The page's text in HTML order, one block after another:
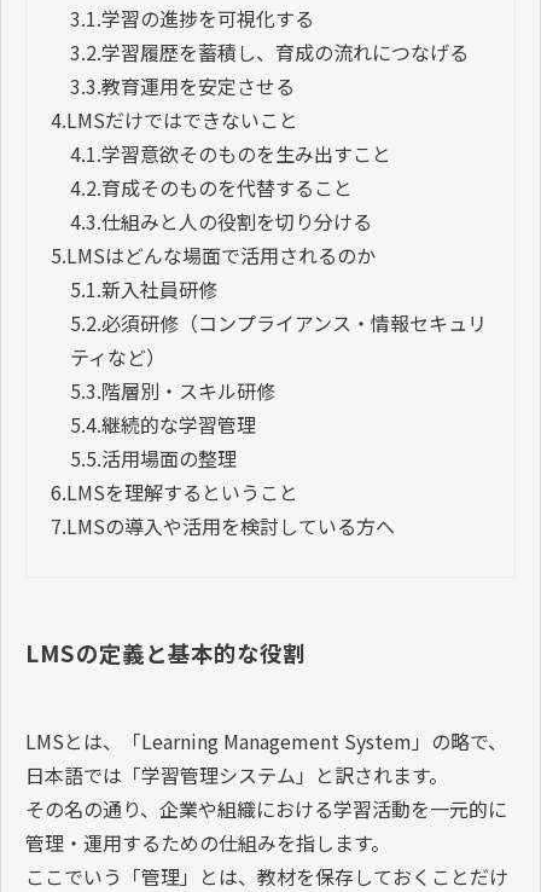
3.1.学習の進捗を可視化する
3.2.学習履歴を蓄積し、育成の流れにつなげる
3.3.教育運用を安定させる
4.LMSだけではできないこと
4.1.学習意欲そのものを生み出すこと
4.2.育成そのものを代替すること
4.3.仕組みと人の役割を切り分ける
5.LMSはどんな場面で活用されるのか
5.1.新入社員研修
5.2.必須研修（コンプライアンス・情報セキュリ
ティなど）
5.3.階層別・スキル研修
5.4.継続的な学習管理
5.5.活用場面の整理
6.LMSを理解するということ
7.LMSの導入や活用を検討している方へ
LMSの定義と基本的な役割
LMSとは、「Learning Management System」の略で、
日本語では「学習管理システム」と訳されます。
その名の通り、企業や組織における学習活動を一元的に
管理・運用するための仕組みを指します。
ここでいう「管理」とは、教材を保存しておくことだけ